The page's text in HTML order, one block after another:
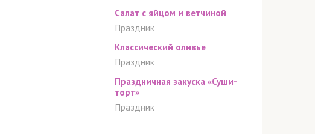
Салат с яйцом и ветчиной
Праздник
Классический оливье
Праздник
Праздничная закуска «Суши-
торт»
Праздник